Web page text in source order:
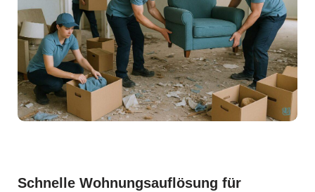
Schnelle Wohnungsauflösung für